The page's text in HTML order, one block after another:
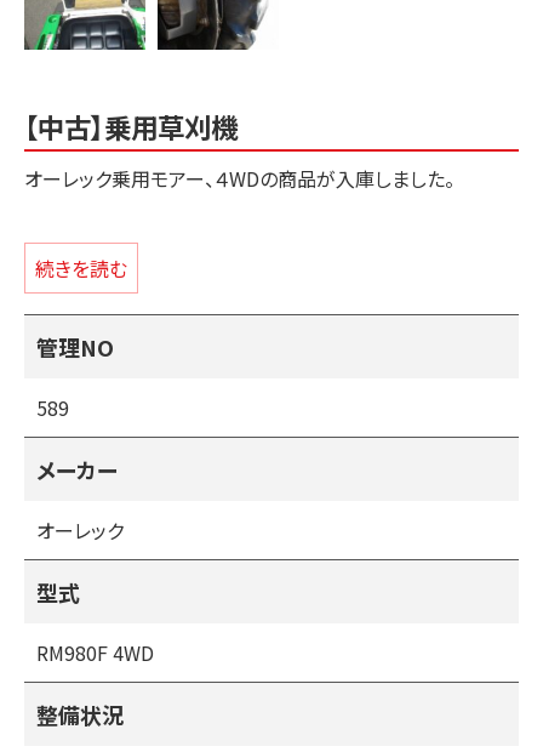
【中古】乗用草刈機
オーレック乗用モアー、４WDの商品が入庫しました。
刈幅９８０ｍｍ・エンジン出力２３馬力・前後進HST無断変
速・高張力鋼デッキ・刈高さ無段階アシスト・オンデマンド式
４WD。
＊刈刃、ベルト、油脂類、エレメント等の消耗品は交換済みで
（重点整備ポイント内容）
中古の草刈機は草の水分でサビが出やすくフロントタイヤの
す。
未整備の場合はその後高額な整備費用がかかる場合があり
ます。
点になりますが、当社の整備済みの商品はフレームのみの状
ール・ベアリング等も点検または交換後に
販売しておりますので安心してお使いいただけます。
続きを読む
管理NO
589
メーカー
オーレック
型式
RM980F 4WD
整備状況